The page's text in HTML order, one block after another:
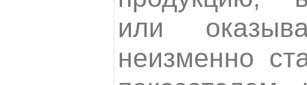
или
неизменно